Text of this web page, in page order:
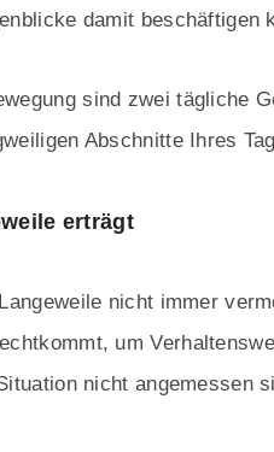
damit beschäftigen
sind zwei tägliche
Abschnitte Ihres
erträgt
nicht immer
um
nicht angemessen